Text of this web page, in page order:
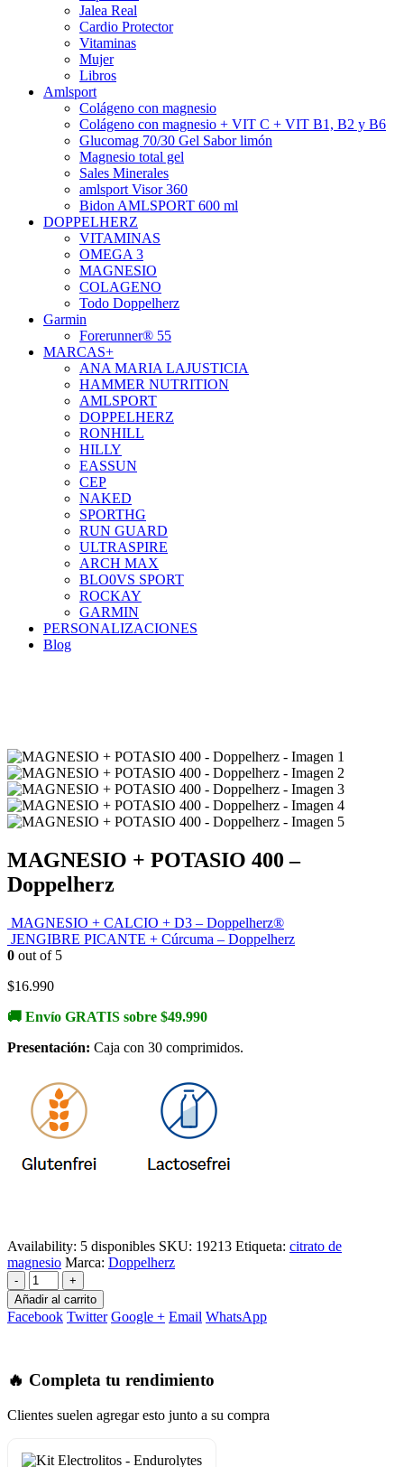
Jalea Real
Cardio Protector
Vitaminas
Mujer
Libros
Amlsport
Colágeno con magnesio
Colágeno con magnesio + VIT C + VIT B1, B2 y B6
Glucomag 70/30 Gel Sabor limón
Magnesio total gel
Sales Minerales
amlsport Visor 360
Bidon AMLSPORT 600 ml
DOPPELHERZ
VITAMINAS
OMEGA 3
MAGNESIO
COLAGENO
Todo Doppelherz
Garmin
Forerunner® 55
MARCAS+
ANA MARIA LAJUSTICIA
HAMMER NUTRITION
AMLSPORT
DOPPELHERZ
RONHILL
HILLY
EASSUN
CEP
NAKED
SPORTHG
RUN GUARD
ULTRASPIRE
ARCH MAX
BLO0VS SPORT
ROCKAY
GARMIN
PERSONALIZACIONES
Blog
MAGNESIO + POTASIO 400 –
Doppelherz
MAGNESIO + CALCIO + D3 – Doppelherz®
JENGIBRE PICANTE + Cúrcuma – Doppelherz
0 out of 5
$16.990
🚚 Envío GRATIS sobre $49.990
Presentación: Caja con 30 comprimidos.
Availability: 5 disponibles SKU: 19213 Etiqueta: citrato de
magnesio Marca: Doppelherz
-
+
Añadir al carrito
Facebook Twitter Google + Email WhatsApp
🔥 Completa tu rendimiento
Clientes suelen agregar esto junto a su compra